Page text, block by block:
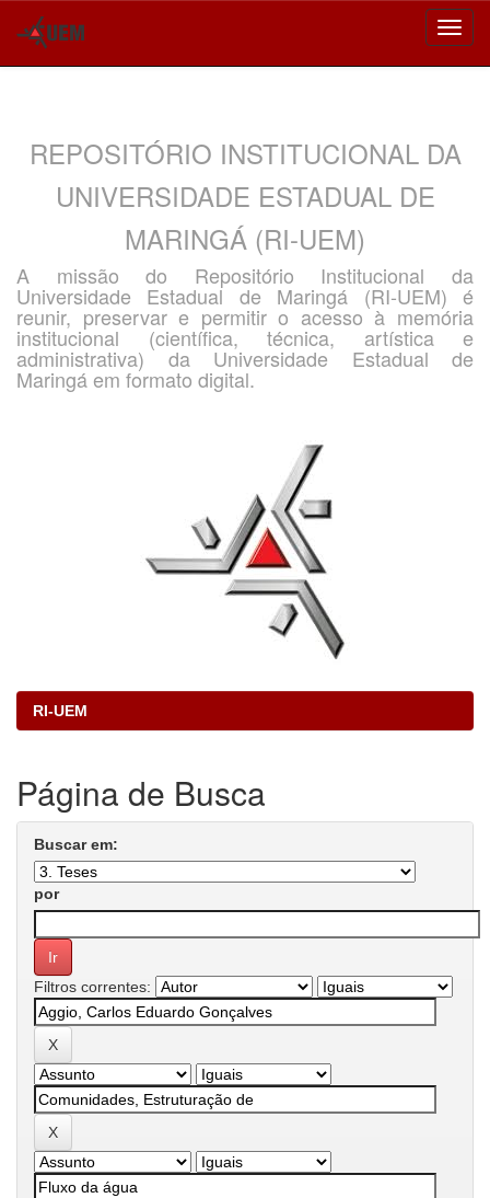
REPOSITÓRIO INSTITUCIONAL DA
UNIVERSIDADE ESTADUAL DE
MARINGÁ (RI-UEM)
A missão do Repositório Institucional da
Universidade Estadual de Maringá (RI-UEM) é
reunir, preservar e permitir o acesso à memória
institucional (científica, técnica, artística e
administrativa) da Universidade Estadual de
Maringá em formato digital.
RI-UEM
Página de Busca
Buscar em:
por
Filtros correntes: